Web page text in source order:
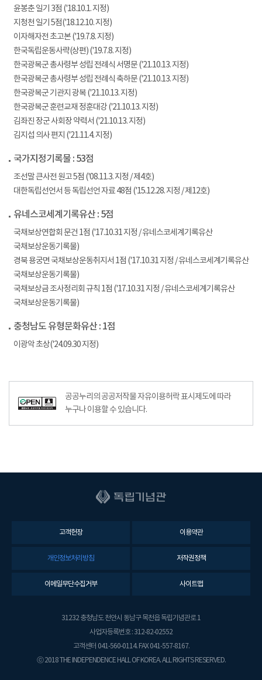
윤봉춘 일기 3점 ('18.10.1. 지정)
지청천 일기 5점('18.12.10. 지정)
이자해자전 초고본 ('19.7.8. 지정)
한국독립운동사략(상편) ('19.7.8. 지정)
한국광복군 총사령부 성립 전례식 서명문 ('21.10.13. 지정)
한국광복군 총사령부 성립 전례식 축하문 ('21.10.13. 지정)
한국광복군 기관지 광복 ('21.10.13. 지정)
한국광복군 훈련교재 정훈대강 ('21.10.13. 지정)
김좌진 장군 사회장 약력서 ('21.10.13. 지정)
김지섭 의사 편지 ('21.11.4. 지정)
국가지정기록물 : 53점
조선말 큰사전 원고 5점 ('08.11.3. 지정 / 제4호)
대한독립선언서 등 독립선언 자료 48점 ('15.12.28. 지정 / 제12호)
유네스코세계기록유산 : 5점
국채보상연합회 문건 1점 ('17.10.31 지정 / 유네스코세계기록유산
국채보상운동기록물)
경북 용궁면 국채보상운동취지서 1점 ('17.10.31 지정 / 유네스코세계기록유산
국채보상운동기록물)
국채보상금 조사정리회 규칙 1점 ('17.10.31 지정 / 유네스코세계기록유산
국채보상운동기록물)
충청남도 유형문화유산 : 1점
이광악 초상('24.09.30 지정)
공공누리의 공공저작물 자유이용허락 표시제도에 따라
누구나 이용할 수 있습니다.
고객헌장 이용약관
개인정보처리방침 저작권정책
이메일무단수집거부 사이트맵
31232 충청남도 천안시 동남구 목천읍 독립기념관로 1
사업자등록번호 : 312-82-02552
고객센터 041-560-0114. FAX 041-557-8167.
ⓒ 2018 THE INDEPENDENCE HALL OF KOREA. ALL RIGHTS RESERVED.